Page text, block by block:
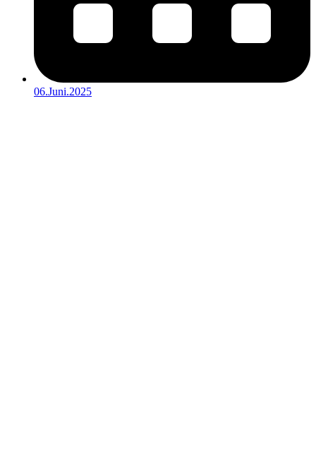
06.Juni.2025